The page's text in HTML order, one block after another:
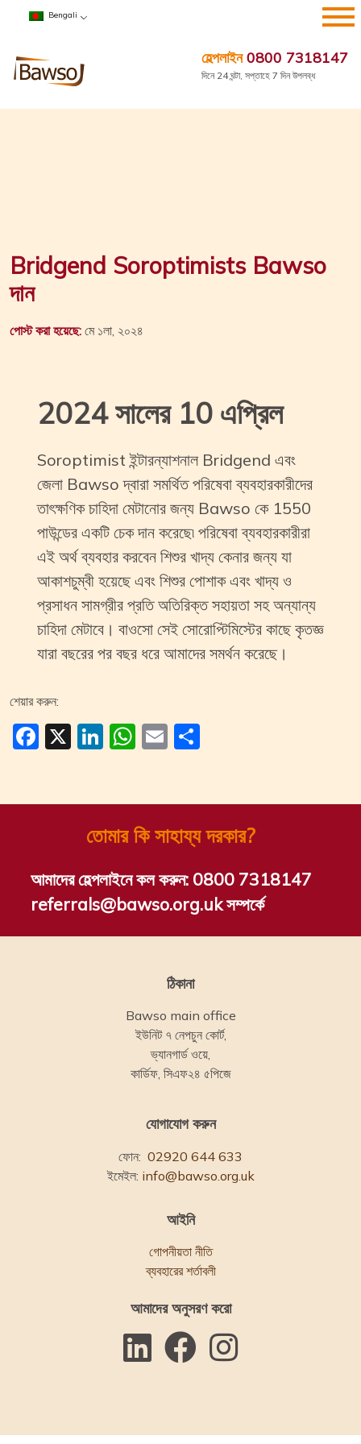
Bengali
হেল্পলাইন0800 7318147
দিনে 24 ঘন্টা, সপ্তাহে 7 দিন উপলব্ধ
Bridgend Soroptimists Bawso
দান
পোস্ট করা হয়েছে: মে ১লা, ২০২৪
2024 সালের 10 এপ্রিল
Soroptimist ইন্টারন্যাশনাল Bridgend এবং
জেলা Bawso দ্বারা সমর্থিত পরিষেবা ব্যবহারকারীদের
তাৎক্ষণিক চাহিদা মেটানোর জন্য Bawso কে 1550
পাউন্ডের একটি চেক দান করেছে৷ পরিষেবা ব্যবহারকারীরা
এই অর্থ ব্যবহার করবেন শিশুর খাদ্য কেনার জন্য যা
আকাশচুম্বী হয়েছে এবং শিশুর পোশাক এবং খাদ্য ও
প্রসাধন সামগ্রীর প্রতি অতিরিক্ত সহায়তা সহ অন্যান্য
চাহিদা মেটাবে। বাওসো সেই সোরোপ্টিমিস্টের কাছে কৃতজ্ঞ
যারা বছরের পর বছর ধরে আমাদের সমর্থন করেছে।
শেয়ার করুন:
Facebook
X LinkedIn
WhatsApp
Email
তোমার কি সাহায্য দরকার?
আমাদের হেল্পলাইনে কল করুন: 0800 7318147
referrals@bawso.org.uk সম্পর্কে
ঠিকানা
Bawso main office
ইউনিট ৭ নেপচুন কোর্ট,
ভ্যানগার্ড ওয়ে,
কার্ডিফ, সিএফ২৪ ৫পিজে
যোগাযোগ করুন
ফোন: 02920 644 633
ইমেইল: info@bawso.org.uk
আইনি
গোপনীয়তা নীতি
ব্যবহারের শর্তাবলী
আমাদের অনুসরণ করো